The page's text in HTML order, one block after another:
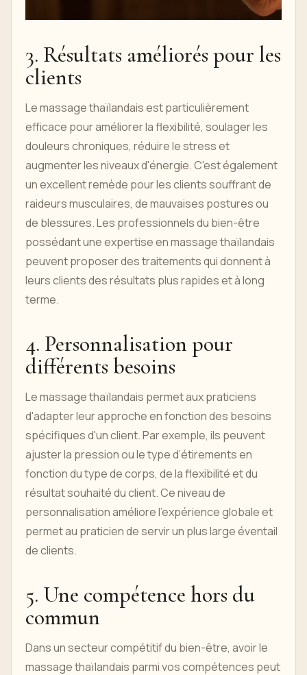
3. Résultats améliorés pour les
clients
Le massage thaïlandais est particulièrement
efficace pour améliorer la flexibilité, soulager les
douleurs chroniques, réduire le stress et
augmenter les niveaux d'énergie. C'est également
un excellent remède pour les clients souffrant de
raideurs musculaires, de mauvaises postures ou
de blessures. Les professionnels du bien-être
possédant une expertise en massage thaïlandais
peuvent proposer des traitements qui donnent à
leurs clients des résultats plus rapides et à long
terme.
4. Personnalisation pour
différents besoins
Le massage thaïlandais permet aux praticiens
d'adapter leur approche en fonction des besoins
spécifiques d'un client. Par exemple, ils peuvent
ajuster la pression ou le type d’étirements en
fonction du type de corps, de la flexibilité et du
résultat souhaité du client. Ce niveau de
personnalisation améliore l'expérience globale et
permet au praticien de servir un plus large éventail
de clients.
5. Une compétence hors du
commun
Dans un secteur compétitif du bien-être, avoir le
massage thaïlandais parmi vos compétences peut